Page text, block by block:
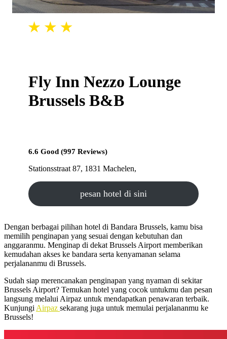
Fly Inn Nezzo Lounge
Brussels B&B
6.6 Good (997 Reviews)
Stationsstraat 87, 1831 Machelen,
pesan hotel di sini
Dengan berbagai pilihan hotel di Bandara Brussels, kamu bisa
memilih penginapan yang sesuai dengan kebutuhan dan
anggaranmu. Menginap di dekat Brussels Airport memberikan
kemudahan akses ke bandara serta kenyamanan selama
perjalananmu di Brussels.
Sudah siap merencanakan penginapan yang nyaman di sekitar
Brussels Airport? Temukan hotel yang cocok untukmu dan pesan
langsung melalui Airpaz untuk mendapatkan penawaran terbaik.
Kunjungi Airpaz sekarang juga untuk memulai perjalananmu ke
Brussels!